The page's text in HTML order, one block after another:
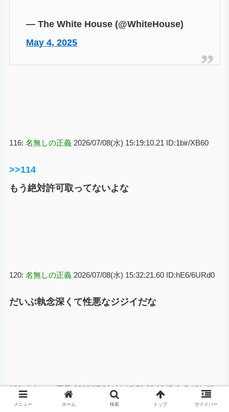
— The White House (@WhiteHouse)
May 4, 2025
116: 名無しの正義 2026/07/08(水) 15:19:10.21 ID:1bir/XB60
>>114
もう絶対許可取ってないよな
120: 名無しの正義 2026/07/08(水) 15:32:21.60 ID:hE6/6URd0
だいぶ執念深くて性悪なジジイだな
123:名無しの正義 2026/07/08(水) 15:50:23.13 ID:2nDdGIc80
メニュー ホーム 検索 トップ サイドバー